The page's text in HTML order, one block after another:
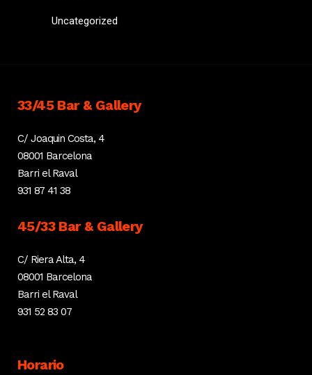
Uncategorized
33/45 Bar & Gallery
C/ Joaquin Costa, 4
08001 Barcelona
Barri el Raval
931 87 41 38
45/33 Bar & Gallery
C/ Riera Alta, 4
08001 Barcelona
Barri el Raval
931 52 83 07
Horario